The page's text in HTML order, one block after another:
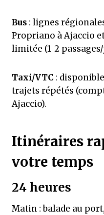
Bus : lignes
Propriano à Ajaccio
limitée (1-2
Taxi/VTC :
trajets répétés
Ajaccio).
Itinéraires
votre temps
24 heures
Matin : balade au